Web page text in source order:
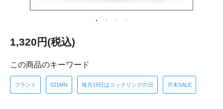
1,320円(税込)
この商品のキーワード
ブランド 521MN 毎月19日はコックリングの日 月末SALE